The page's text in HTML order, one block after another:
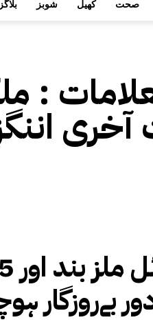
بلاگز شوبز کھیل صحت
:
بےروزگار